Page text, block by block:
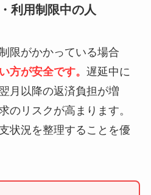
利用制限中の人
限がかかっている場合
方が安全です。 遅延中に
月以降の返済負担が増
のリスクが高まります。
状況を整理することを優